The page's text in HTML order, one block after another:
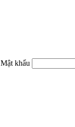
Mật khẩu